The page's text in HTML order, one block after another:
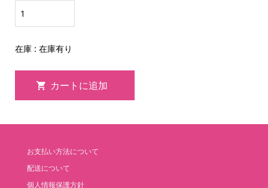
在庫 : 在庫有り
お支払い方法について
配送について
個人情報保護方針